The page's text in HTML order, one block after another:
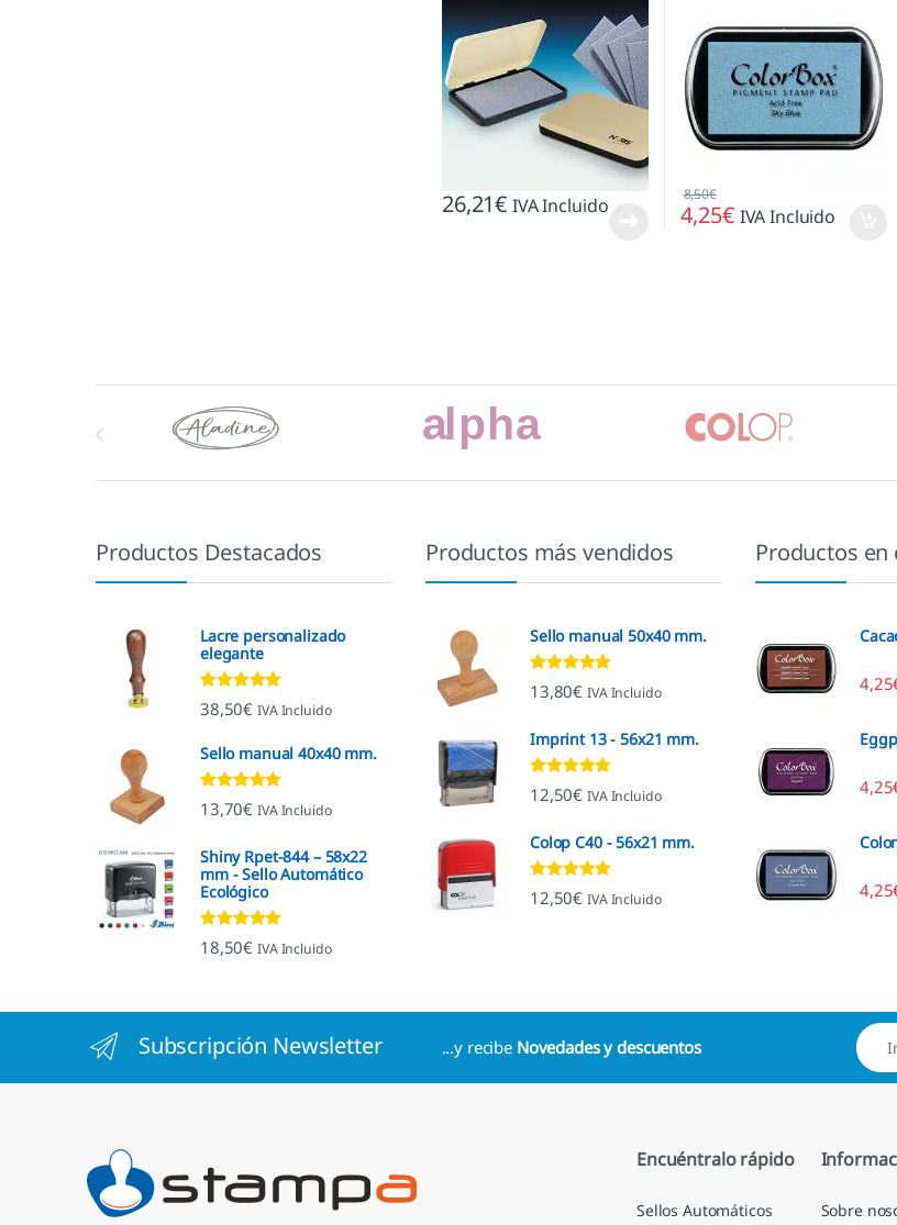
26,21€ IVA Incluido 4,25€
8,50€
IVA Incluido
Marcas De Carrusel
Productos Destacados
Lacre personalizado
elegante
Valorado con
4.92de 5
38,50€ IVA Incluido
Sello manual 40x40 mm.
Valorado con
4.96de 5
13,70€ IVA Incluido
Shiny Rpet-844 – 58x22
mm - Sello Automático
Ecológico
Valorado con
4.96de 5
18,50€ IVA Incluido
Productos más vendidos
Sello manual 50x40 mm.
Valorado con
4.80de 5
13,80€ IVA Incluido
Imprint 13 - 56x21 mm.
Valorado con
4.96de 5
12,50€ IVA Incluido
Colop C40 - 56x21 mm.
Valorado con
4.89de 5
12,50€ IVA Incluido
Productos en
4,25
4,25
4,25
Subscripción Newsletter ...y recibe Novedades y descuentos
Encuéntralo rápido
Sellos Automáticos Sobre